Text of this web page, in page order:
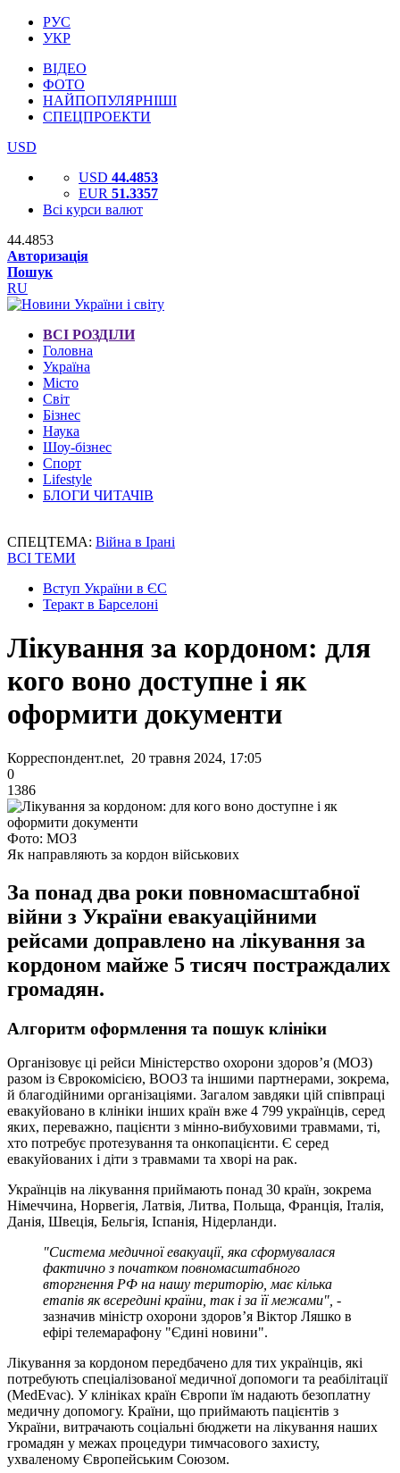
РУС
УКР
ВІДЕО
ФОТО
НАЙПОПУЛЯРНІШІ
СПЕЦПРОЕКТИ
USD
USD 44.4853
EUR 51.3357
Всі курси валют
44.4853
Авторизація
Пошук
RU
ВСІ РОЗДІЛИ
Головна
Україна
Місто
Світ
Бізнес
Наука
Шоу-бізнес
Спорт
Lifestyle
БЛОГИ ЧИТАЧІВ
СПЕЦТЕМА: Війна в Ірані
ВСІ ТЕМИ
Вступ України в ЄС
Теракт в Барселоні
Лікування за кордоном: для
кого воно доступне і як
оформити документи
Корреспондент.net, 20 травня 2024, 17:05
0
1386
Фото: МОЗ
Як направляють за кордон військових
За понад два роки повномасштабної
війни з України евакуаційними
рейсами доправлено на лікування за
кордоном майже 5 тисяч постраждалих
громадян.
Алгоритм оформлення та пошук клініки
Організовує ці рейси Міністерство охорони здоров’я (МОЗ)
разом із Єврокомісією, ВООЗ та іншими партнерами, зокрема,
й благодійними організаціями. Загалом завдяки цій співпраці
евакуйовано в клініки інших країн вже 4 799 українців, серед
яких, переважно, пацієнти з мінно-вибуховими травмами, ті,
хто потребує протезування та онкопацієнти. Є серед
евакуйованих і діти з травмами та хворі на рак.
Українців на лікування приймають понад 30 країн, зокрема
Німеччина, Норвегія, Латвія, Литва, Польща, Франція, Італія,
Данія, Швеція, Бельгія, Іспанія, Нідерланди.
"Система медичної евакуації, яка сформувалася
фактично з початком повномасштабного
вторгнення РФ на нашу територію, має кілька
етапів як всередині країни, так і за її межами", -
зазначив міністр охорони здоров’я Віктор Ляшко в
ефірі телемарафону "Єдині новини".
Лікування за кордоном передбачено для тих українців, які
потребують спеціалізованої медичної допомоги та реабілітації
(MedEvac). У клініках країн Європи їм надають безоплатну
медичну допомогу. Країни, що приймають пацієнтів з
України, витрачають соціальні бюджети на лікування наших
громадян у межах процедури тимчасового захисту,
ухваленому Європейським Союзом.